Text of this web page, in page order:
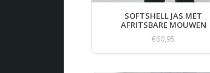
SOFTSHELL JAS MET
AFRITSBARE MOUWEN
€60,95